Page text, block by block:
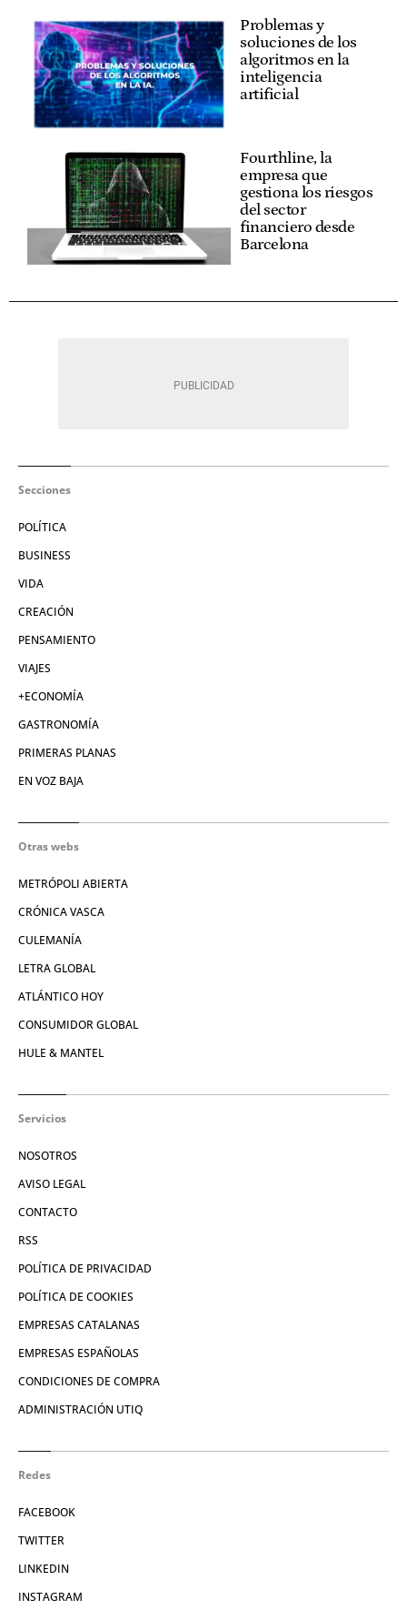
Problemas y
soluciones de los
algoritmos en la
inteligencia
artificial
Fourthline, la
empresa que
gestiona los riesgos
del sector
financiero desde
Barcelona
Secciones
POLÍTICA
BUSINESS
VIDA
CREACIÓN
PENSAMIENTO
VIAJES
+ECONOMÍA
GASTRONOMÍA
PRIMERAS PLANAS
EN VOZ BAJA
Otras webs
METRÓPOLI ABIERTA
CRÓNICA VASCA
CULEMANÍA
LETRA GLOBAL
ATLÁNTICO HOY
CONSUMIDOR GLOBAL
HULE & MANTEL
Servicios
NOSOTROS
AVISO LEGAL
CONTACTO
RSS
POLÍTICA DE PRIVACIDAD
POLÍTICA DE COOKIES
EMPRESAS CATALANAS
EMPRESAS ESPAÑOLAS
CONDICIONES DE COMPRA
ADMINISTRACIÓN UTIQ
Redes
FACEBOOK
TWITTER
LINKEDIN
INSTAGRAM